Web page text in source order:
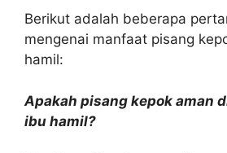
Berikut adalah beberapa
mengenai manfaat pisang
hamil:
Apakah pisang kepok aman
ibu hamil?